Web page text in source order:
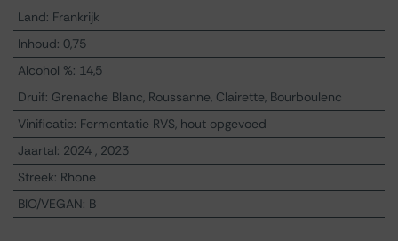
Land: Frankrijk
Inhoud: 0,75
Alcohol %: 14,5
Druif: Grenache Blanc, Roussanne, Clairette, Bourboulenc
Vinificatie: Fermentatie RVS, hout opgevoed
Jaartal: 2024, 2023
Streek: Rhone
BIO/VEGAN: B